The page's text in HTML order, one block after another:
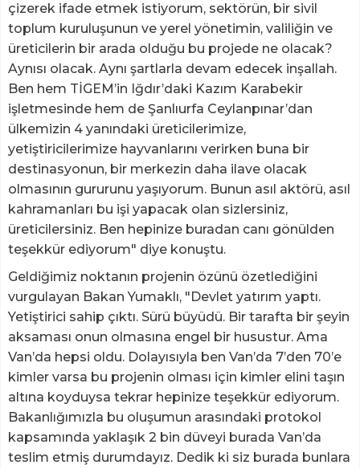
çizerek ifade etmek istiyorum, sektörün, bir sivil
toplum kuruluşunun ve yerel yönetimin, valiliğin ve
üreticilerin bir arada olduğu bu projede ne olacak?
Aynısı olacak. Aynı şartlarla devam edecek inşallah.
Ben hem TİGEM’in Iğdır’daki Kazım Karabekir
işletmesinde hem de Şanlıurfa Ceylanpınar’dan
ülkemizin 4 yanındaki üreticilerimize,
yetiştiricilerimize hayvanlarını verirken buna bir
destinasyonun, bir merkezin daha ilave olacak
olmasının gururunu yaşıyorum. Bunun asıl aktörü, asıl
kahramanları bu işi yapacak olan sizlersiniz,
üreticilersiniz. Ben hepinize buradan canı gönülden
teşekkür ediyorum" diye konuştu.
Geldiğimiz noktanın projenin özünü özetlediğini
vurgulayan Bakan Yumaklı, "Devlet yatırım yaptı.
Yetiştirici sahip çıktı. Sürü büyüdü. Bir tarafta bir şeyin
aksaması onun olmasına engel bir husustur. Ama
Van’da hepsi oldu. Dolayısıyla ben Van’da 7’den 70’e
kimler varsa bu projenin olması için kimler elini taşın
altına koyduysa tekrar hepinize teşekkür ediyorum.
Bakanlığımızla bu oluşumun arasındaki protokol
kapsamında yaklaşık 2 bin düveyi burada Van’da
teslim etmiş durumdayız. Dedik ki siz burada bunlara